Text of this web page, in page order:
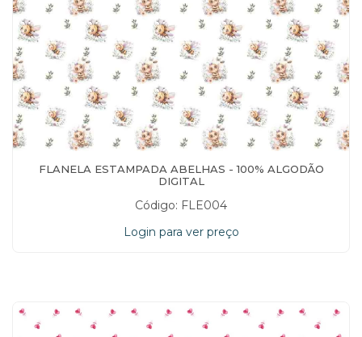
FLANELA ESTAMPADA ABELHAS - 100% ALGODÃO
DIGITAL
Código: FLE004
Login para ver preço